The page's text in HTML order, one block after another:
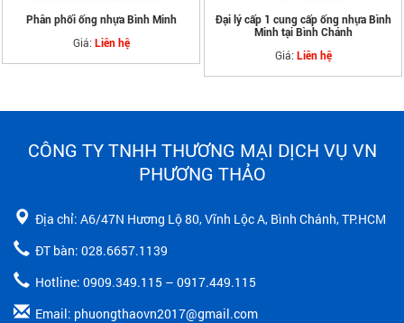
Phân phối ống nhựa Bình Minh
Giá: Liên hệ
Đại lý cấp 1 cung cấp ống nhựa Bình
Minh tại Bình Chánh
Giá: Liên hệ
CÔNG TY TNHH THƯƠNG MẠI DỊCH VỤ VN
PHƯƠNG THẢO
Địa chỉ: A6/47N Hương Lộ 80, Vĩnh Lộc A, Bình Chánh, TP.HCM
ĐT bàn: 028.6657.1139
Hotline: 0909.349.115 – 0917.449.115
Email: phuongthaovn2017@gmail.com